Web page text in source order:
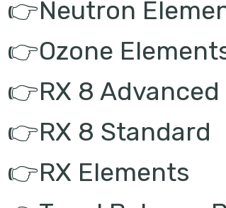
👉Neutron
👉Ozone
👉RX 8 Advanced
👉RX 8 Standard
👉RX Elements